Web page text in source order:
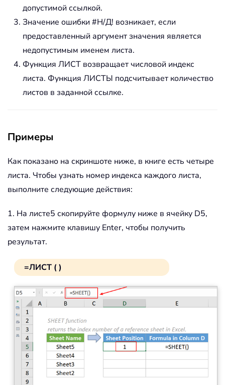
допустимой ссылкой.
Значение ошибки #Н/Д! возникает, если
предоставленный аргумент значения является
недопустимым именем листа.
Функция ЛИСТ возвращает числовой индекс
листа. Функция ЛИСТЫ подсчитывает количество
листов в заданной ссылке.
Примеры
Как показано на скриншоте ниже, в книге есть четыре
листа. Чтобы узнать номер индекса каждого листа,
выполните следующие действия:
1. На листе5 скопируйте формулу ниже в ячейку D5,
затем нажмите клавишу Enter, чтобы получить
результат.
=ЛИСТ ( )